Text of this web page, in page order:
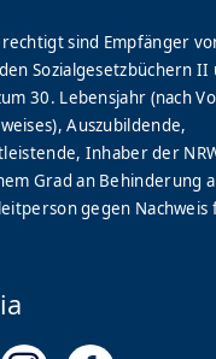
sind Empfänger
Sozialgesetzbüchern II
30. Lebensjahr (nach
Auszubildende,
Inhaber der
Grad an Behinderung
gegen Nachweis